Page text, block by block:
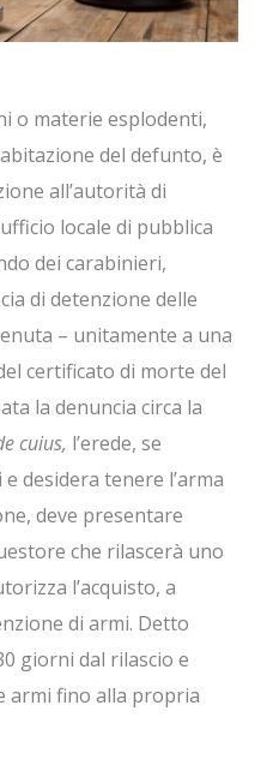
o materie esplodenti,
del defunto, è
all’autorità di
locale di pubblica
dei carabinieri,
di detenzione delle
– unitamente a una
certificato di morte del
la denuncia circa la
cuius, l’erede, se
desidera tenere l’arma
deve presentare
che rilascerà uno
l’acquisto, a
di armi. Detto
giorni dal rilascio e
armi fino alla propria